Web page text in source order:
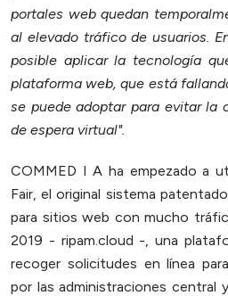
portales web quedan
al elevado tráfico de usuarios.
posible aplicar la tecnología
plataforma web, que está
se puede adoptar para evitar la
de espera virtual".
COMMED I A ha empezado a
Fair, el original sistema
para sitios web con mucho
2019 - ripam.cloud -, una
recoger solicitudes en línea
por las administraciones central